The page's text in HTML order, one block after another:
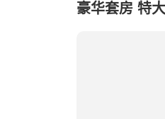
豪华套房 特